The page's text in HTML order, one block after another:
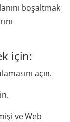
boşaltmak
için:
açın.
ve Web